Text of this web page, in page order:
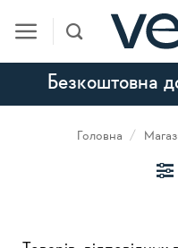
content
Безкоштовна
Головна /